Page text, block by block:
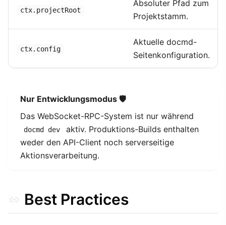
ctx.projectRoot
Absoluter Pfad zum
Projektstamm.
ctx.config
Aktuelle docmd-
Seitenkonfiguration.
Nur Entwicklungsmodus 🛡️
Das WebSocket-RPC-System ist nur während
docmd dev
aktiv. Produktions-Builds enthalten
weder den API-Client noch serverseitige
Aktionsverarbeitung.
Best Practices